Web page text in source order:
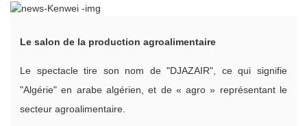
Le salon de la production agroalimentaire
Le spectacle tire son nom de "DJAZAIR", ce qui signifie
"Algérie" en arabe algérien, et de « agro » représentant le
secteur agroalimentaire.